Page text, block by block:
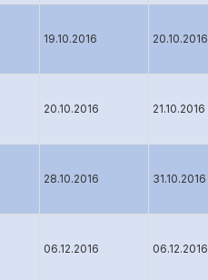
19.10.2016 20.10.2016
20.10.2016 21.10.2016
28.10.2016 31.10.2016
06.12.2016 06.12.2016